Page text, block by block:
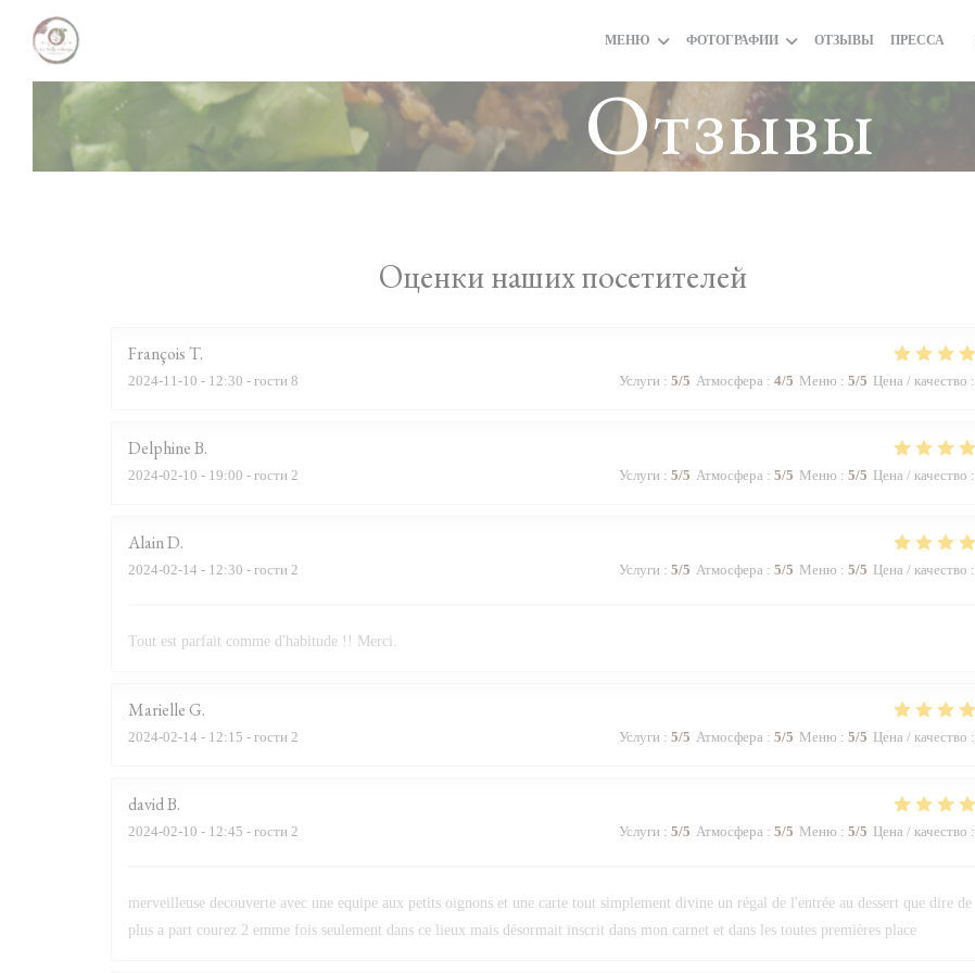
Панель управления cookies
МЕНЮ ФОТОГРАФИИ ОТЗЫВЫ ПРЕССА
Отзывы
Оценки наших посетителей
FrançoisT
2024-11-10 - 12:30 - гости 8 Услуги : 5/5 Атмосфера : 4/5 Меню : 5/5 Цена / качество :
DelphineB
2024-02-10 - 19:00 - гости 2 Услуги : 5/5 Атмосфера : 5/5 Меню : 5/5 Цена / качество :
AlainD
2024-02-14 - 12:30 - гости 2 Услуги : 5/5 Атмосфера : 5/5 Меню : 5/5 Цена / качество :
Tout est parfait comme d'habitude !! Merci.
MarielleG
2024-02-14 - 12:15 - гости 2 Услуги : 5/5 Атмосфера : 5/5 Меню : 5/5 Цена / качество :
davidB
2024-02-10 - 12:45 - гости 2 Услуги : 5/5 Атмосфера : 5/5 Меню : 5/5 Цена / качество :
merveilleuse decouverte avec une equipe aux petits oignons et une carte tout simplement divine un régal de l'entrée au dessert que dire de
plus a part courez 2 emme fois seulement dans ce lieux mais désormait inscrit dans mon carnet et dans les toutes premières place